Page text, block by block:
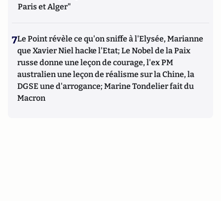
Paris et Alger"
7Le Point révèle ce qu'on sniffe à l'Elysée, Marianne
que Xavier Niel hacke l'Etat; Le Nobel de la Paix
russe donne une leçon de courage, l'ex PM
australien une leçon de réalisme sur la Chine, la
DGSE une d'arrogance; Marine Tondelier fait du
Macron